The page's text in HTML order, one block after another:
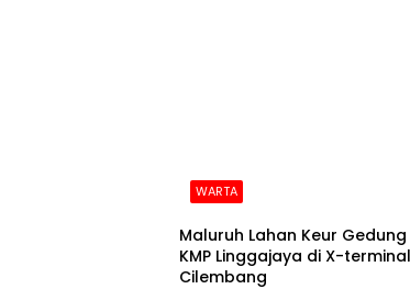
WARTA
Maluruh Lahan Keur Gedung
KMP Linggajaya di X-terminal
Cilembang